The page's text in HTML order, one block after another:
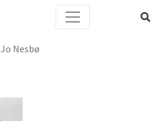
Jo Nesbø